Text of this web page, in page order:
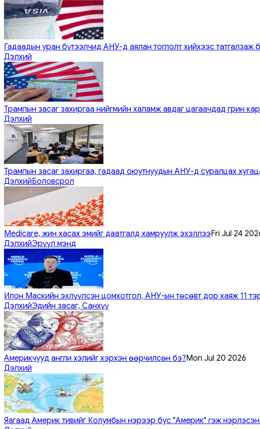
Гадаадын уран бүтээлчид АНУ-д аялан тоглолт хийхээс татгалзаж
Дэлхий
Трампын засаг захиргаа нийгмийн халамж авдаг цагаачдад грин
Дэлхий
Трампын засаг захиргаа, гадаад оюутнуудын АНУ-д суралцах
ДэлхийБоловсрол
Medicare, жин хасах эмийг даатгалд хамруулж эхэллээFri Jul 24
ДэлхийЭрүүл мэнд
Илон Маскийн эхлүүлсэн цомхотгол, АНУ-ын төсөвт дор хаяж 11
ДэлхийЭдийн засаг, Санхүү
Америкчууд англи хэлийг хэрхэн өөрчилсөн бэ?Mon Jul 20 2026
Дэлхий
Яагаад Америк тивийг Колумбын нэрээр бус "Америк" гэж